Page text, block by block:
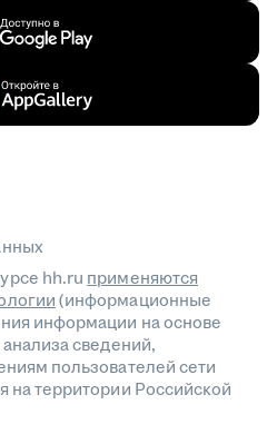
hh.ru применяются
(информационные
информации на основе
сведений,
пользователей сети
на территории Российской